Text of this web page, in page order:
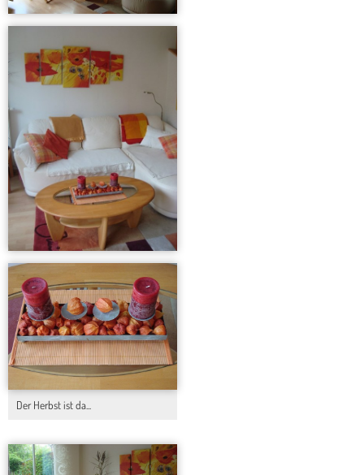
Der Herbst ist da...